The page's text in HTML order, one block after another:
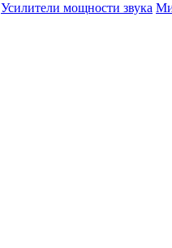
Усилители мощности звука